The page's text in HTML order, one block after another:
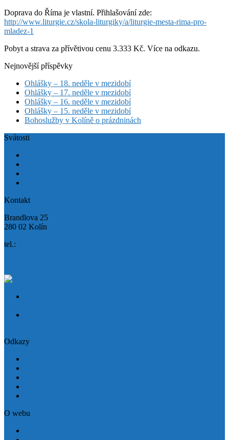
Doprava do Říma je vlastní. Přihlašování zde:
http://www.liturgie.cz/skola-liturgiky/a/liturgie-mesta-rima-pro-
mladez-1
Pobyt a strava za přívětivou cenu 3.333 Kč. Více na odkazu.
Nejnovější příspěvky
Ohlášky – 18. neděle v mezidobí
Ohlášky – 17. neděle v mezidobí
Ohlášky – 16. neděle v mezidobí
Ohlášky – 15. neděle v mezidobí
Bohoslužby v Kolíně o prázdninách
Svátosti
Kontakt
Brandlova 25
280 02 Kolín
tel.:
Odkazy
O webu